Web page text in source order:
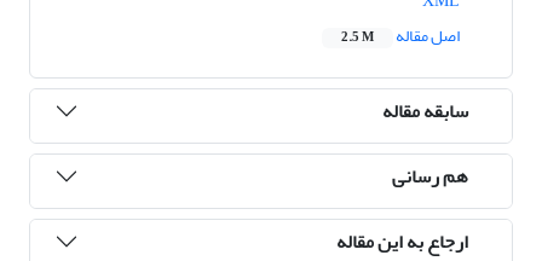
اصل مقاله
2.5 M
سابقه مقاله
هم رسانی
ارجاع به این مقاله